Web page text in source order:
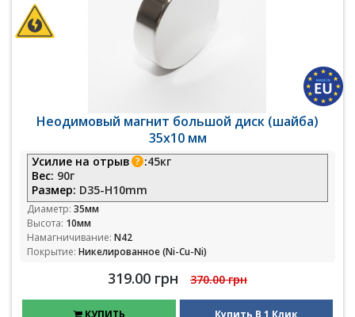
Неодимовый магнит большой диск (шайба)
35х10 мм
Усилие на отрыв :45кг
Вес: 90г
Размер: D35-H10mm
Диаметр: 35мм
Высота: 10мм
Намагничивание: N42
Покрытие: Никелированное (Ni-Cu-Ni)
319.00 грн 370.00 грн
КУПИТЬ Купить В 1 Клик